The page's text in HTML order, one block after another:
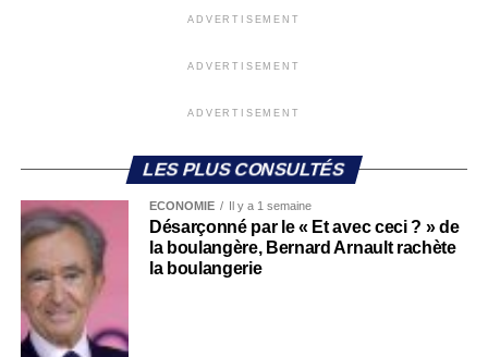
ADVERTISEMENT
ADVERTISEMENT
ADVERTISEMENT
LES PLUS CONSULTÉS
ECONOMIE Il y a 1 semaine
Désarçonné par le « Et avec ceci ? » de
la boulangère, Bernard Arnault rachète
la boulangerie